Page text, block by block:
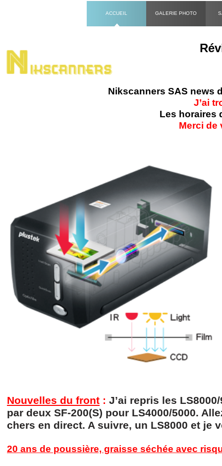
ACCUEIL GALERIE PHOTO
Nikscanners SAS news
J’ai
Les horaires
Merci de
Nouvelles du front : J’ai repris les
par deux SF-200(S) pour LS4000/5000.
chers en direct. A suivre, un LS8000 et je
20 ans de poussière, graisse séchée avec